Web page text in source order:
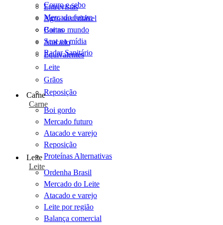
Entrevistas
Agro sustentável
Cartas
Scot na mídia
Radar Sanitário
Couro e sebo
Mercado futuro
Boi no mundo
Atacado
Equivalentes
Leite
Grãos
Reposição
Carne
Carne
Boi gordo
Mercado futuro
Atacado e varejo
Reposição
Proteínas Alternativas
Leite
Leite
Ordenha Brasil
Mercado do Leite
Atacado e varejo
Leite por região
Balança comercial